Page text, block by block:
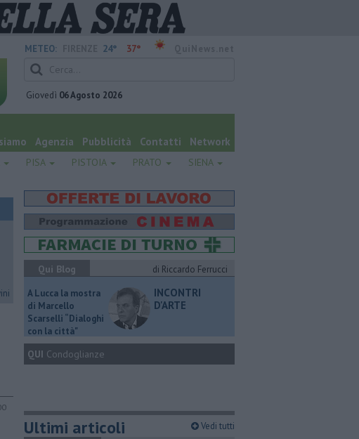
METEO: 24° 37°
Giovedì 06 Agosto 2026
Agenzia Pubblicità Contatti Network
PISA PISTOIA PRATO SIENA
Qui Blog
di Riccardo Ferrucci
A Lucca la mostra
di Marcello
Scarselli “Dialoghi
con la città"
INCONTRI
D'ARTE
QUI Condoglianze
Ultimi articoli Vedi tutti